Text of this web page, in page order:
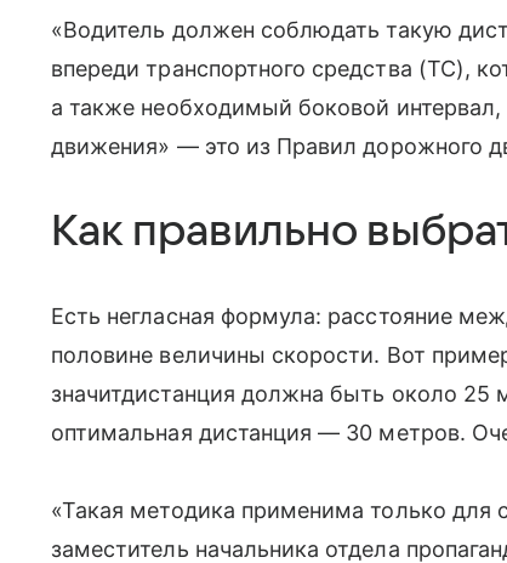
«Водитель должен соблюдать такую
впереди транспортного средства (ТС),
а также необходимый боковой
движения» — это из Правил дорожного
Как правильно
Есть негласная формула: расстояние
половине величины скорости. Вот
значитдистанция должна быть около
оптимальная дистанция — 30 метров.
«Такая методика применима только для
заместитель начальника отдела